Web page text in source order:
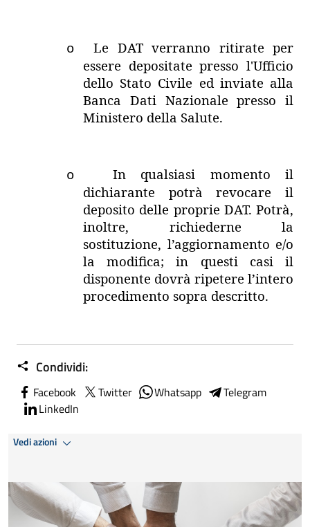
o
Le DAT verranno ritirate per
essere depositate presso l'Ufficio
dello Stato Civile ed inviate alla
Banca Dati Nazionale presso il
Ministero della Salute.
o
In qualsiasi momento il
dichiarante potrà revocare il
deposito delle proprie DAT. Potrà,
inoltre, richiederne la
sostituzione, l’aggiornamento e/o
la modifica; in questi casi il
disponente dovrà ripetere l’intero
procedimento sopra descritto.
Condividi:
Facebook Twitter Whatsapp
Telegram
LinkedIn
Vedi azioni